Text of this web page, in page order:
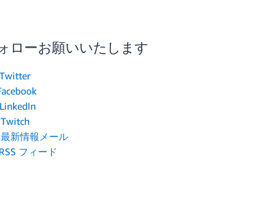
ローお願いいたします
Twitter
LinkedIn
Twitch
最新情報メール
フィード